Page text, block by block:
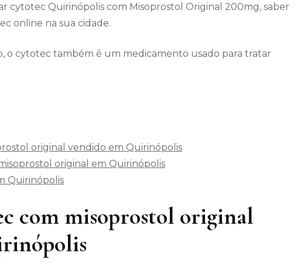
cytotec Quirinópolis com Misoprostol Original 200mg, saber
online na sua cidade.
o cytotec também é um medicamento usado para tratar
original vendido em Quirinópolis
original em Quirinópolis
Quirinópolis
com misoprostol original